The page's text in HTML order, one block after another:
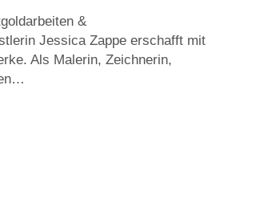
&
Jessica Zappe erschafft mit
Als Malerin, Zeichnerin,